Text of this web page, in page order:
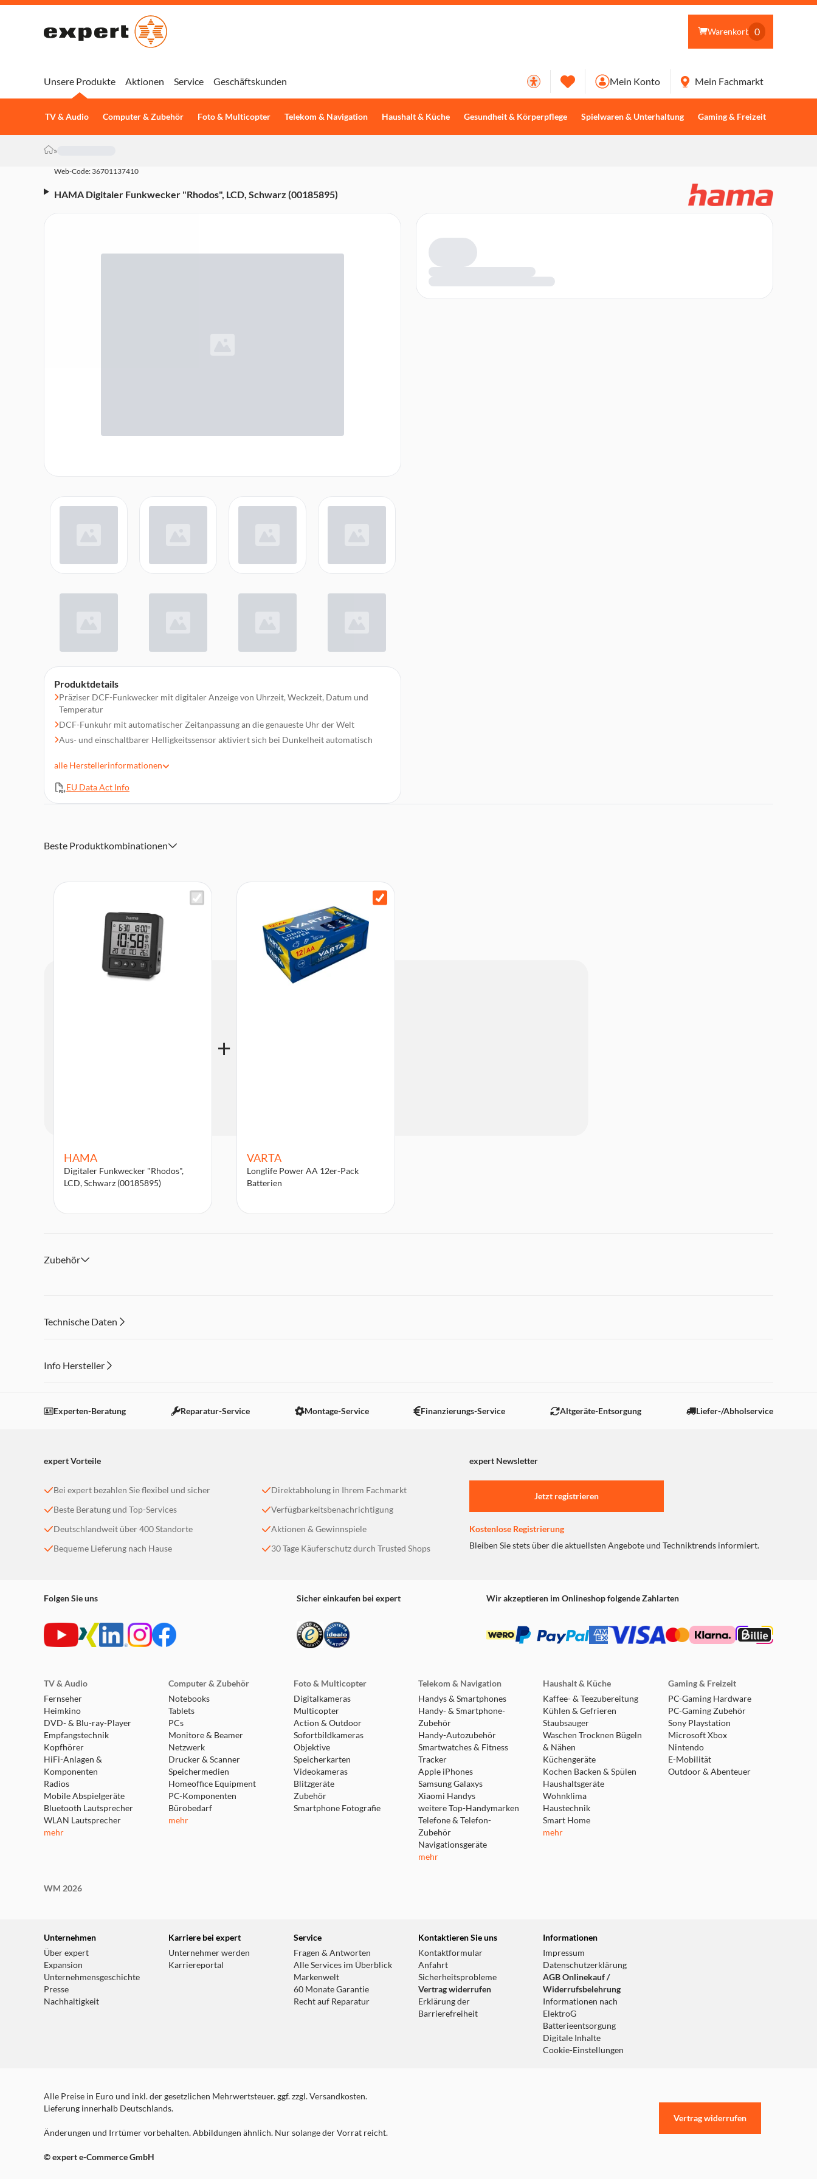
Warenkorb 0
Unsere Produkte
TV & Audio Computer & Zubehör Foto & Multicopter Telekom & Navigation Haushalt & Küche Gesundheit & Körperpflege Spielwaren & Unterhaltung Gaming & Freizeit
Aktionen Service Geschäftskunden Mein Konto Mein Fachmarkt
»
Web-Code: 36701137410
HAMA Digitaler Funkwecker "Rhodos", LCD, Schwarz (00185895)
Produktdetails
Präziser DCF-Funkwecker mit digitaler Anzeige von Uhrzeit, Weckzeit, Datum und
Temperatur
DCF-Funkuhr mit automatischer Zeitanpassung an die genaueste Uhr der Welt
Aus- und einschaltbarer Helligkeitssensor aktiviert sich bei Dunkelheit automatisch
unterscheidet
Bei Nichtgebrauch kann das DCF-Funksignal komplett abgeschaltet werden
nachhaltiger Waldbewirtschaftung – so gehen wir mit dem Rohstoff Holz
alle Herstellerinformationen
EU Data Act Info
Beste Produktkombinationen
HAMA
Digitaler Funkwecker "Rhodos",
LCD, Schwarz (00185895)
VARTA
Longlife Power AA 12er-Pack
Batterien
Zubehör
Technische Daten
Info Hersteller
Einstellungen anpassen
Experten-Beratung Reparatur-Service Montage-Service Finanzierungs-Service Altgeräte-Entsorgung Liefer-/Abholservice
expert Vorteile expert Newsletter
Bei expert bezahlen Sie flexibel und sicher
Beste Beratung und Top-Services
Deutschlandweit über 400 Standorte
Bequeme Lieferung nach Hause
Direktabholung in Ihrem Fachmarkt
Verfügbarkeitsbenachrichtigung
Aktionen & Gewinnspiele
30 Tage Käuferschutz durch Trusted Shops
Jetzt registrieren
Kostenlose Registrierung
Bleiben Sie stets über die aktuellsten Angebote und Techniktrends informiert.
Folgen Sie uns Sicher einkaufen bei expert Wir akzeptieren im Onlineshop folgende Zahlarten
TV & Audio
Fernseher
Heimkino
DVD- & Blu-ray-Player
Empfangstechnik
Kopfhörer
HiFi-Anlagen &
Komponenten
Radios
Mobile Abspielgeräte
Bluetooth Lautsprecher
WLAN Lautsprecher
mehr
Computer & Zubehör
Notebooks
Tablets
PCs
Monitore & Beamer
Netzwerk
Drucker & Scanner
Speichermedien
Homeoffice Equipment
PC-Komponenten
Bürobedarf
mehr
Foto & Multicopter
Digitalkameras
Multicopter
Action & Outdoor
Sofortbildkameras
Objektive
Speicherkarten
Videokameras
Blitzgeräte
Zubehör
Smartphone Fotografie
Telekom & Navigation
Handys & Smartphones
Handy- & Smartphone-
Zubehör
Handy-Autozubehör
Smartwatches & Fitness
Tracker
Apple iPhones
Samsung Galaxys
Xiaomi Handys
weitere Top-Handymarken
Telefone & Telefon-
Zubehör
Navigationsgeräte
mehr
Haushalt & Küche
Kaffee- & Teezubereitung
Kühlen & Gefrieren
Staubsauger
Waschen Trocknen Bügeln
& Nähen
Küchengeräte
Kochen Backen & Spülen
Haushaltsgeräte
Wohnklima
Haustechnik
Smart Home
mehr
Gaming & Freizeit
PC-Gaming Hardware
PC-Gaming Zubehör
Sony Playstation
Microsoft Xbox
Nintendo
E-Mobilität
Outdoor & Abenteuer
WM 2026
Unternehmen
Über expert
Expansion
Unternehmensgeschichte
Presse
Nachhaltigkeit
Karriere bei expert
Unternehmer werden
Karriereportal
Service
Fragen & Antworten
Alle Services im Überblick
Markenwelt
60 Monate Garantie
Recht auf Reparatur
Kontaktieren Sie uns
Kontaktformular
Anfahrt
Sicherheitsprobleme
Vertrag widerrufen
Erklärung der
Barrierefreiheit
Informationen
Impressum
Datenschutzerklärung
AGB Onlinekauf /
Widerrufsbelehrung
Informationen nach
ElektroG
Batterieentsorgung
Digitale Inhalte
Cookie-Einstellungen
Alle Preise in Euro und inkl. der gesetzlichen Mehrwertsteuer. ggf. zzgl. Versandkosten.
Lieferung innerhalb Deutschlands.
Änderungen und Irrtümer vorbehalten. Abbildungen ähnlich. Nur solange der Vorrat reicht.
© expert e-Commerce GmbH
Vertrag widerrufen